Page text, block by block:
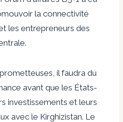
la connectivité
les entrepreneurs des
il faudra du
avant que les États-
investissements et leurs
avec le Kirghizistan. Le